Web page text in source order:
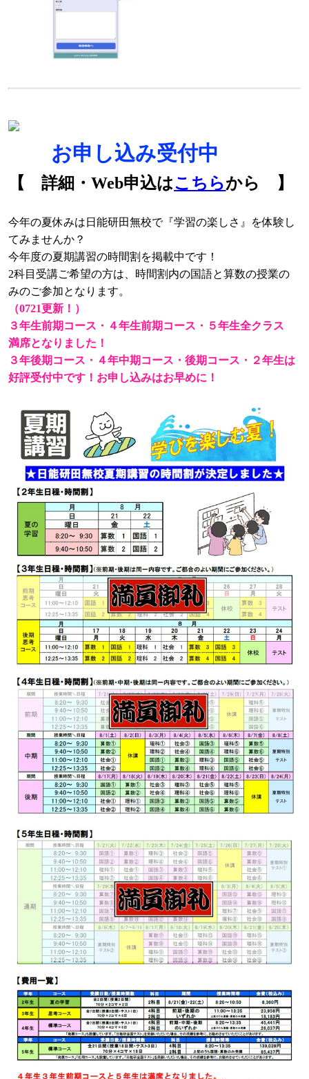
お申し込み受付中
【 詳細・Web申込はこちらから 】
今年の夏休みは日能研田無校で『学習の楽しさ』を体験し
てみませんか？
今年度の夏期講習の時間割を掲載中です！
2科目受講ご希望の方は、時間割内の国語と算数の授業の
みのご参加となります。
（0721更新！）
３年生前期コース・４年生前期コース・５年生全クラス
満席となりました！
３年後期コース・４年中期コース・後期コース・２年生は
好評受付中です！お申し込みはお早めに！